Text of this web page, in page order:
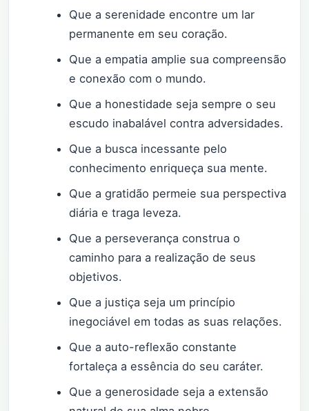
Que a serenidade encontre um lar
permanente em seu coração.
Que a empatia amplie sua compreensão
e conexão com o mundo.
Que a honestidade seja sempre o seu
escudo inabalável contra adversidades.
Que a busca incessante pelo
conhecimento enriqueça sua mente.
Que a gratidão permeie sua perspectiva
diária e traga leveza.
Que a perseverança construa o
caminho para a realização de seus
objetivos.
Que a justiça seja um princípio
inegociável em todas as suas relações.
Que a auto-reflexão constante
fortaleça a essência do seu caráter.
Que a generosidade seja a extensão